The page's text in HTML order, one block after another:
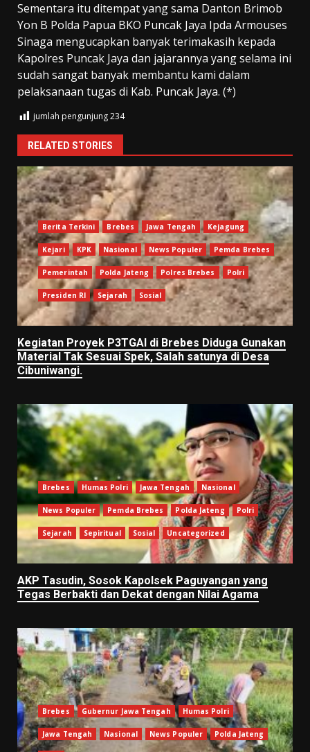
Sementara itu ditempat yang sama Danton Brimob
Yon B Polda Papua BKO Puncak Jaya Ipda Armouses
Sinaga mengucapkan banyak terimakasih kepada
Kapolres Puncak Jaya dan jajarannya yang selama ini
sudah sangat banyak membantu kami dalam
pelaksanaan tugas di Kab. Puncak Jaya. (*)
jumlah pengunjung234
RELATED STORIES
Berita Terkini Brebes Jawa Tengah Kejagung
Kejari KPK Nasional News Populer Pemda Brebes
Pemerintah Polda Jateng Polres Brebes Polri
Presiden RI Sejarah Sosial
Kegiatan Proyek P3TGAI di Brebes Diduga Gunakan
Material Tak Sesuai Spek, Salah satunya di Desa
Cibuniwangi.
Brebes Humas Polri Jawa Tengah Nasional
News Populer Pemda Brebes Polda Jateng Polri
Sejarah Sepiritual Sosial Uncategorized
AKP Tasudin, Sosok Kapolsek Paguyangan yang
Tegas Berbakti dan Dekat dengan Nilai Agama
Brebes Gubernur Jawa Tengah Humas Polri
Jawa Tengah Nasional News Populer Polda Jateng